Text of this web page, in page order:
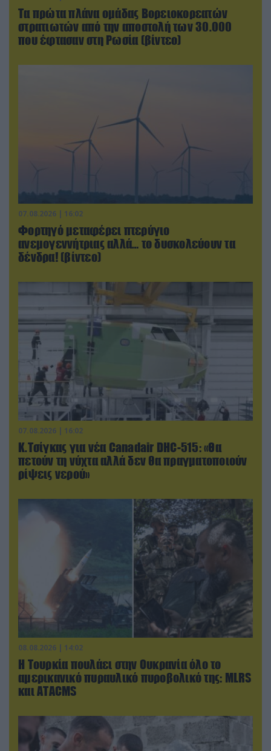
Τα πρώτα πλάνα ομάδας Βορειοκορεατών
στρατιωτών από την αποστολή των 30.000
που έφτασαν στη Ρωσία (βίντεο)
07.08.2026 | 16:02
Φορτηγό μεταφέρει πτερύγιο
ανεμογεννήτριας αλλά… το δυσκολεύουν τα
δένδρα! (βίντεο)
07.08.2026 | 16:02
Κ.Τσίγκας για νέα Canadair DHC-515: «Θα
πετούν τη νύχτα αλλά δεν θα πραγματοποιούν
ρίψεις νερού»
08.08.2026 | 14:02
Η Τουρκία πουλάει στην Ουκρανία όλο το
αμερικανικό πυραυλικό πυροβολικό της: MLRS
και ΑΤΑCMS